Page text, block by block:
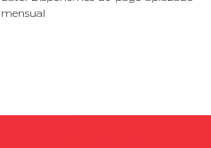
mensual